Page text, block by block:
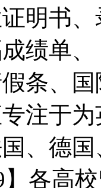
明书
绩单
条、
注于为
、德
】各高